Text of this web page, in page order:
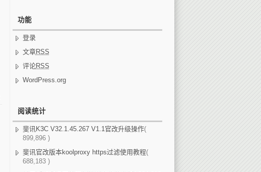
功能
登录
文章RSS
评论RSS
WordPress.org
阅读统计
斐讯K3C V32.1.45.267 V1.1官改升级操作(
899,896 )
斐讯官改版本koolproxy https过滤使用教程(
688,183 )